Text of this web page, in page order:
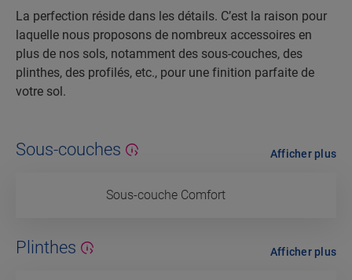
La perfection réside dans les détails. C’est la raison pour
laquelle nous proposons de nombreux accessoires en
plus de nos sols, notamment des sous-couches, des
plinthes, des profilés, etc., pour une finition parfaite de
votre sol.
Sous-couches
Sous-couche Comfort
Afficher plus
Plinthes Afficher plus